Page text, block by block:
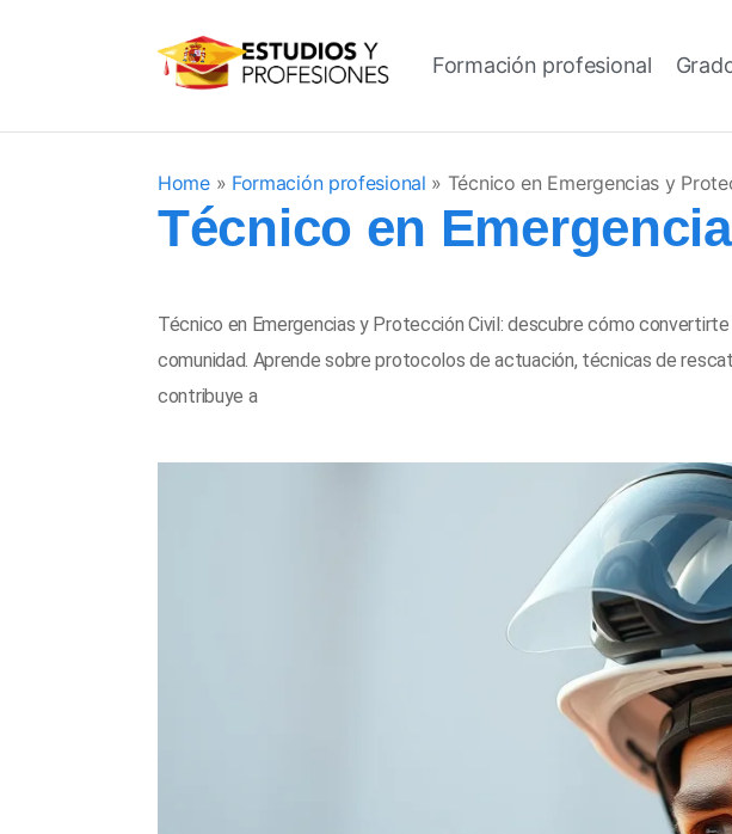
Formación profesional
Home» Formación profesional » Técnico en Emergencias y
Técnico en
Técnico en Emergencias y Protección Civil: descubre cómo
comunidad. Aprende sobre protocolos de actuación, técnicas de
contribuye a